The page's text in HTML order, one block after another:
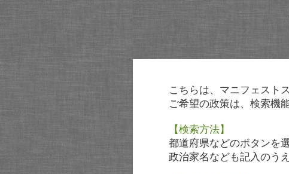
こちらは、マニフェスト
ご希望の政策は、検索機
【検索方法】
都道府県などのボタンを
政治家名なども記入のう